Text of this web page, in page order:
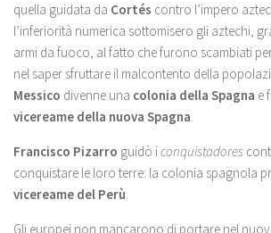
quella guidata da Cortés contro l’impero
l’inferiorità numerica sottomisero gli aztechi,
armi da fuoco, al fatto che furono scambiati
nel saper sfruttare il malcontento della
Messico divenne una colonia della Spagna e
vicereame della nuova Spagna.
Francisco Pizarro guidò iconquistadores
conquistare le loro terre: la colonia spagnola
vicereame del Perù.
Gli europei non mancarono di portare nel